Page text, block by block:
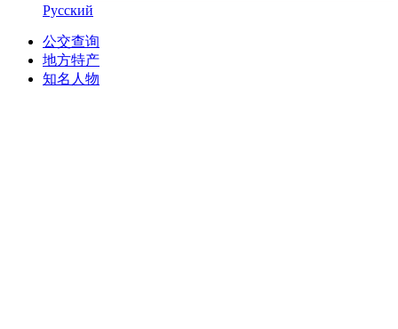
Русский
公交查询
地方特产
知名人物